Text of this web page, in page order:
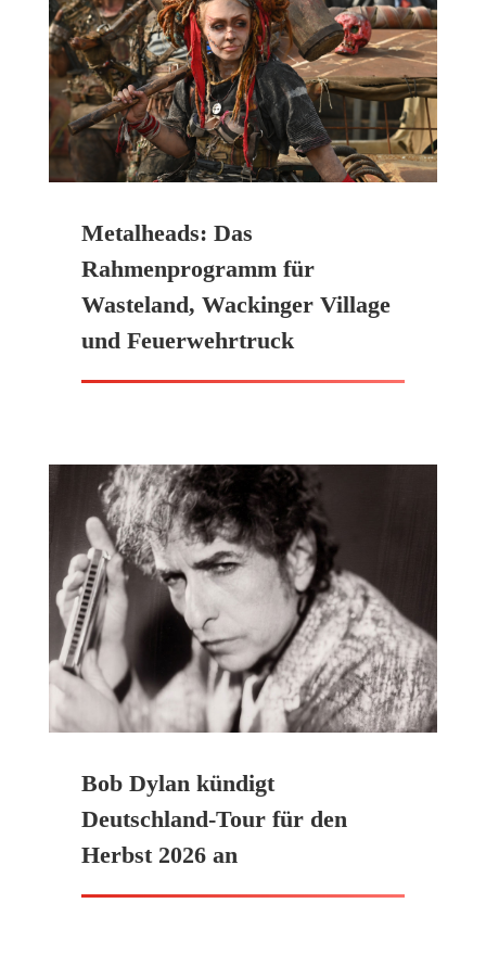
Metalheads: Das
Rahmenprogramm für
Wasteland, Wackinger Village
und Feuerwehrtruck
Bob Dylan kündigt
Deutschland-Tour für den
Herbst 2026 an